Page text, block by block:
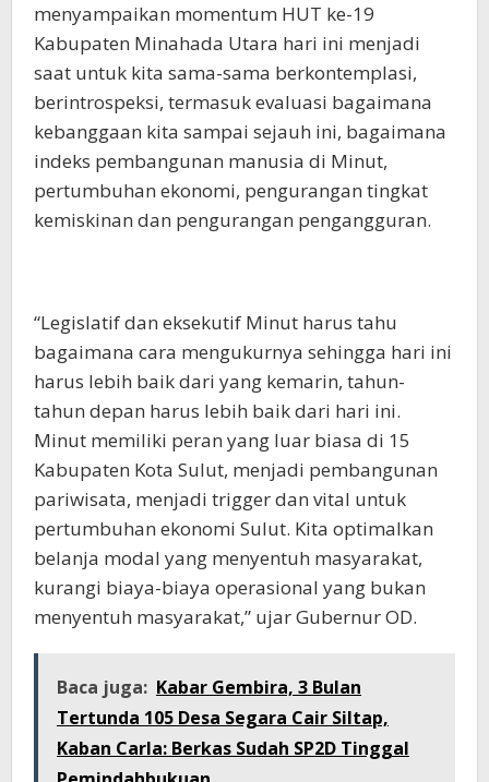
menyampaikan momentum HUT ke-19
Kabupaten Minahada Utara hari ini menjadi
saat untuk kita sama-sama berkontemplasi,
berintrospeksi, termasuk evaluasi bagaimana
kebanggaan kita sampai sejauh ini, bagaimana
indeks pembangunan manusia di Minut,
pertumbuhan ekonomi, pengurangan tingkat
kemiskinan dan pengurangan pengangguran.
“Legislatif dan eksekutif Minut harus tahu
bagaimana cara mengukurnya sehingga hari ini
harus lebih baik dari yang kemarin, tahun-
tahun depan harus lebih baik dari hari ini.
Minut memiliki peran yang luar biasa di 15
Kabupaten Kota Sulut, menjadi pembangunan
pariwisata, menjadi trigger dan vital untuk
pertumbuhan ekonomi Sulut. Kita optimalkan
belanja modal yang menyentuh masyarakat,
kurangi biaya-biaya operasional yang bukan
menyentuh masyarakat,” ujar Gubernur OD.
Baca juga: Kabar Gembira, 3 Bulan
Tertunda 105 Desa Segara Cair Siltap,
Kaban Carla: Berkas Sudah SP2D Tinggal